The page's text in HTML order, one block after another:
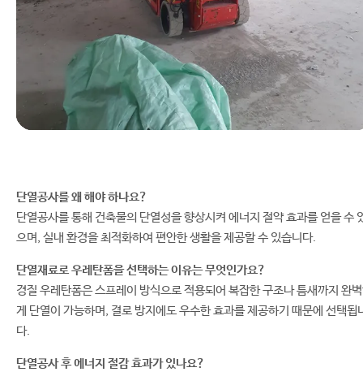
단열공사를 왜 해야 하나요?
단열공사를 통해 건축물의 단열성을 향상시켜 에너지 절약 효과를 얻을 수
으며, 실내 환경을 최적화하여 편안한 생활을 제공할 수 있습니다.
단열재료로 우레탄폼을 선택하는 이유는 무엇인가요?
경질 우레탄폼은 스프레이 방식으로 적용되어 복잡한 구조나 틈새까지 완
게 단열이 가능하며, 결로 방지에도 우수한 효과를 제공하기 때문에 선택됩
다.
단열공사 후 에너지 절감 효과가 있나요?